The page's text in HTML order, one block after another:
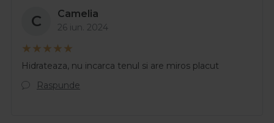
C Camelia
26 iun. 2024
Hidrateaza, nu incarca tenul si are miros placut
Raspunde